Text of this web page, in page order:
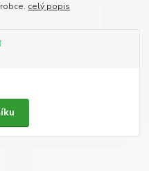
celý popis